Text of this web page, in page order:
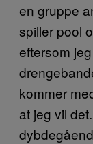
en gruppe
spiller pool
eftersom
kommer
at jeg vil